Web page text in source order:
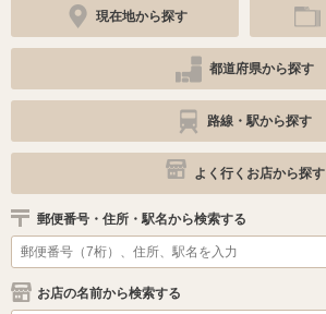
現在地から探す
都道府県から探す
路線・駅から探す
よく行くお店から探す
郵便番号・住所・駅名から検索する
お店の名前から検索する